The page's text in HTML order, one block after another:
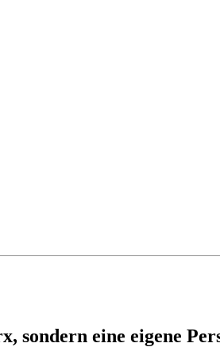
sondern eine eigene